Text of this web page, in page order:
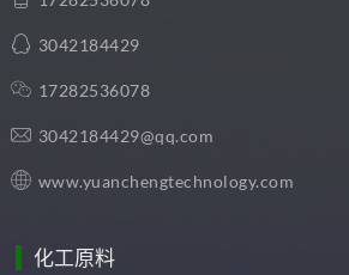
3042184429
17282536078
3042184429@qq.com
www.yuanchengtechnology.com
化工原料